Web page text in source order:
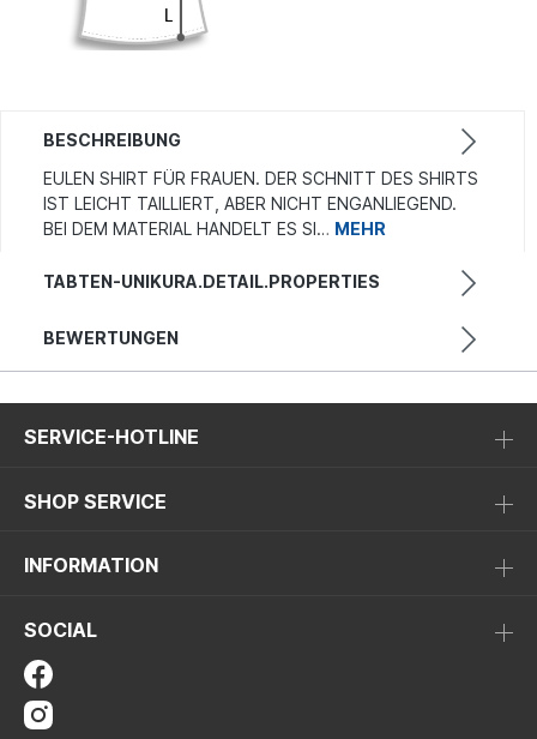
BESCHREIBUNG
EULEN SHIRT FÜR FRAUEN. DER SCHNITT DES SHIRTS
IST LEICHT TAILLIERT, ABER NICHT ENGANLIEGEND.
BEI DEM MATERIAL HANDELT ES SI… MEHR
TABTEN-UNIKURA.DETAIL.PROPERTIES
BEWERTUNGEN
SERVICE-HOTLINE
SHOP SERVICE
INFORMATION
SOCIAL